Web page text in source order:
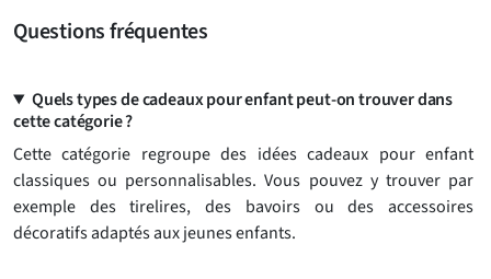
Questions fréquentes
Quels types de cadeaux pour enfant peut-on trouver dans
cette catégorie ?
Cette catégorie regroupe des idées cadeaux pour enfant
classiques ou personnalisables. Vous pouvez y trouver par
exemple des tirelires, des bavoirs ou des accessoires
décoratifs adaptés aux jeunes enfants.